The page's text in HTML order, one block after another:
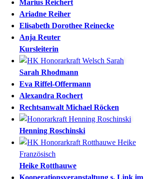
Marius Reichert
Ariadne Reiher
Elisabeth Dorothee Reinecke
Anja Reuter
Kursleiterin
Sarah Rhodmann
Eva Riffel-Offermann
Alexandra Rochert
Rechtsanwalt Michael Röcken
Henning Roschinski
Heike Rotthauwe
Kooperationsveranstaltung s. Link im